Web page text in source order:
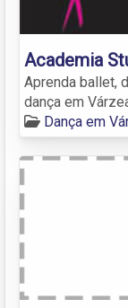
Academia
Aprenda ballet,
dança em
Dança em